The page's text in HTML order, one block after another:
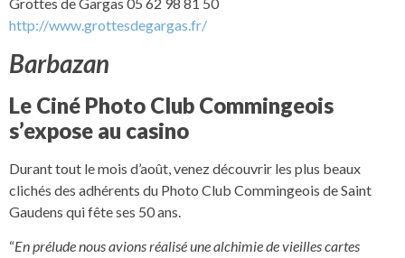
http://www.grottesdegargas.fr/
Barbazan
Le Ciné Photo Club Commingeois
s’expose au casino
Durant tout le mois d’août, venez découvrir les plus beaux
clichés des adhérents du Photo Club Commingeois de Saint
Gaudens qui fête ses 50 ans.
“En prélude nous avions réalisé une alchimie de vieilles cartes